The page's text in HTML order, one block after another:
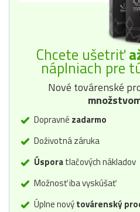
Chcete ušetriť
náplniach pre
Nové továrenské
Dopravné zadarmo
Doživotná záruka
Úsporatlačových nákladov
Možnosť iba vyskúšať
Úplne novýtovárenský